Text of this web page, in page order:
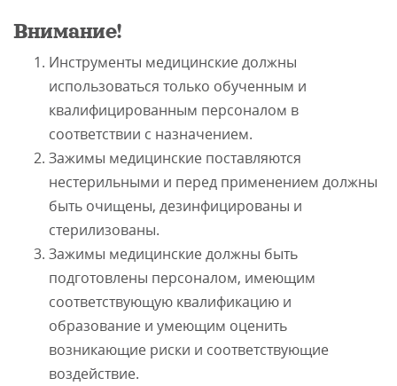
Внимание!
Инструменты медицинские должны
использоваться только обученным и
квалифицированным персоналом в
соответствии с назначением.
Зажимы медицинские поставляются
нестерильными и перед применением должны
быть очищены, дезинфицированы и
стерилизованы.
Зажимы медицинские должны быть
подготовлены персоналом, имеющим
соответствующую квалификацию и
образование и умеющим оценить
возникающие риски и соответствующие
воздействие.